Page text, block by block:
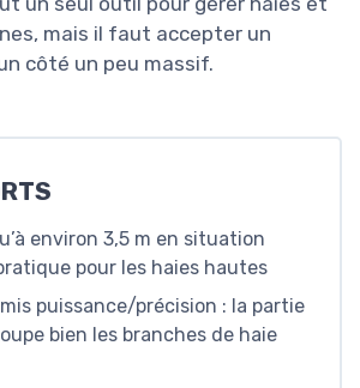
mais il faut accepter un
côté un peu massif.
environ 3,5 m en situation
pour les haies hautes
puissance/précision : la partie
bien les branches de haie